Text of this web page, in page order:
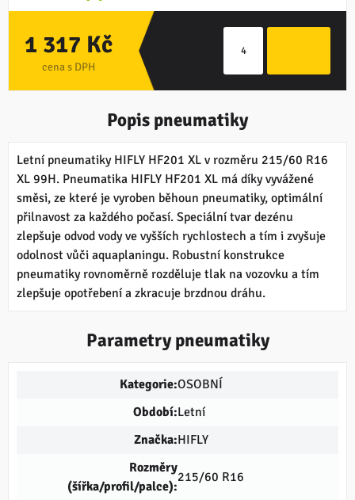
1 317 Kč
cena s DPH
Popis pneumatiky
Letní pneumatiky HIFLY HF201 XL v rozměru 215/60 R16
XL 99H. Pneumatika HIFLY HF201 XL má díky vyvážené
směsi, ze které je vyroben běhoun pneumatiky, optimální
přilnavost za každého počasí. Speciální tvar dezénu
zlepšuje odvod vody ve vyšších rychlostech a tím i zvyšuje
odolnost vůči aquaplaningu. Robustní konstrukce
pneumatiky rovnoměrně rozděluje tlak na vozovku a tím
zlepšuje opotřebení a zkracuje brzdnou dráhu.
Parametry pneumatiky
Kategorie:OSOBNÍ
Období:Letní
Značka:HIFLY
Rozměry
(šířka/profil/palce):
215/60 R16